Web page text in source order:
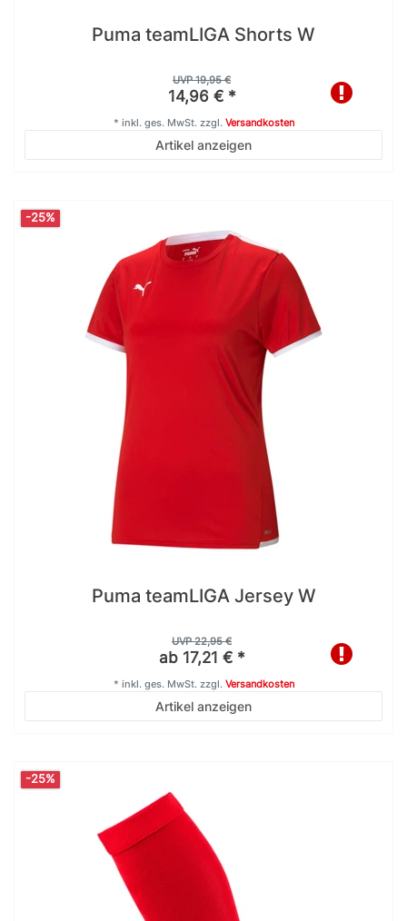
Puma teamLIGA Shorts W
UVP 19,95 €
14,96 € *
Artikel anzeigen
* inkl. ges. MwSt.zzgl. Versandkosten
-25%
Puma teamLIGA Jersey W
UVP 22,95 €
ab 17,21 € *
Artikel anzeigen
* inkl. ges. MwSt.zzgl. Versandkosten
-25%